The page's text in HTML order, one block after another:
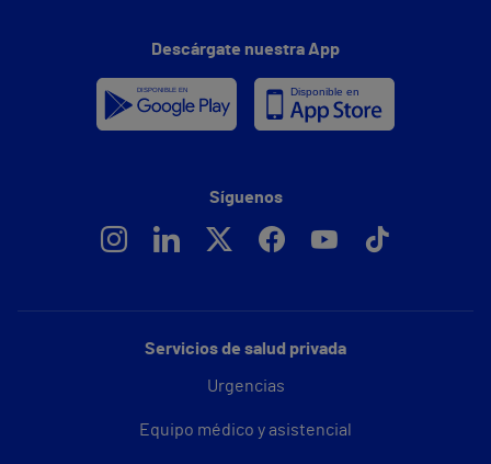
Servicios de salud privada
Urgencias
Equipo médico y asistencial
Descárgate nuestra App
Síguenos